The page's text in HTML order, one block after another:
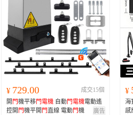
海外 北京
广东 浙江
河南 福建
山西 海南 内蒙古
青海
贵州 西藏
¥ 729.00
成交15個
開 門機平移門 電機 自動門 電機電動遙
控開 門機平開 門 直線 電動門機
廣告
¥
海
感